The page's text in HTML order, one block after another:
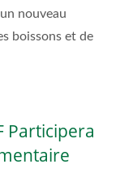
nouveau
boissons et de
Participera